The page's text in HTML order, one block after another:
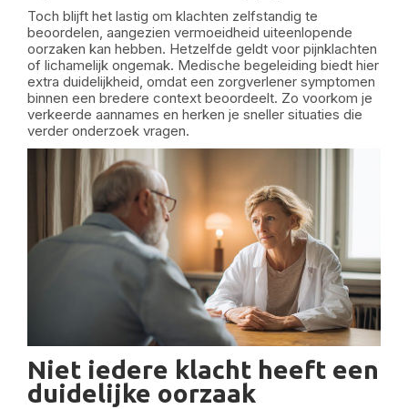
Toch blijft het lastig om klachten zelfstandig te
beoordelen, aangezien vermoeidheid uiteenlopende
oorzaken kan hebben. Hetzelfde geldt voor pijnklachten
of lichamelijk ongemak. Medische begeleiding biedt hier
extra duidelijkheid, omdat een zorgverlener symptomen
binnen een bredere context beoordeelt. Zo voorkom je
verkeerde aannames en herken je sneller situaties die
verder onderzoek vragen.
Niet iedere klacht heeft een
duidelijke oorzaak